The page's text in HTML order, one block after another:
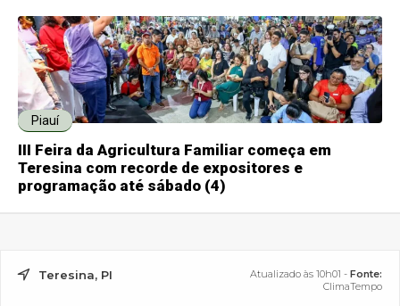
Piauí
III Feira da Agricultura Familiar começa em
Teresina com recorde de expositores e
programação até sábado (4)
Teresina, PI Atualizado às 10h01 - Fonte:
ClimaTempo